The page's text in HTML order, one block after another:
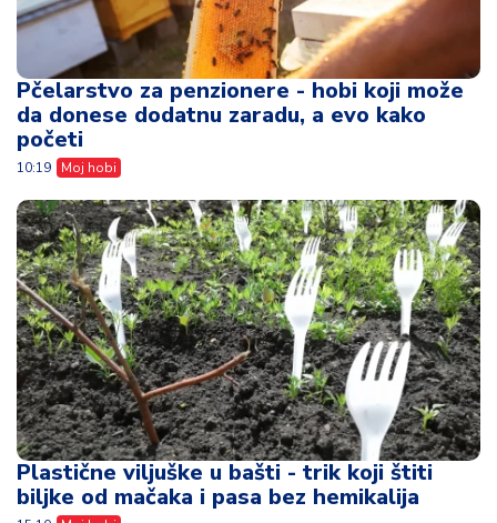
Pčelarstvo za penzionere - hobi koji može
da donese dodatnu zaradu, a evo kako
početi
10:19 Moj hobi
Plastične viljuške u bašti - trik koji štiti
biljke od mačaka i pasa bez hemikalija